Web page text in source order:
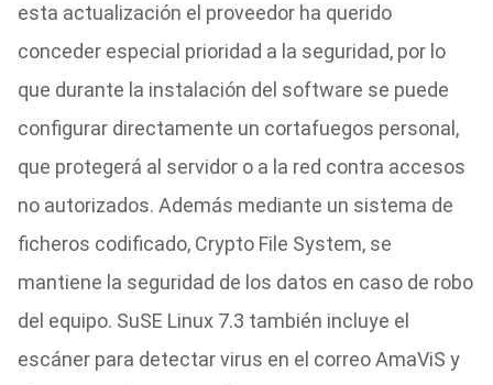
esta actualización el proveedor ha querido
conceder especial prioridad a la seguridad, por lo
que durante la instalación del software se puede
configurar directamente un cortafuegos personal,
que protegerá al servidor o a la red contra accesos
no autorizados. Además mediante un sistema de
ficheros codificado, Crypto File System, se
mantiene la seguridad de los datos en caso de robo
del equipo. SuSE Linux 7.3 también incluye el
escáner para detectar virus en el correo AmaViS y